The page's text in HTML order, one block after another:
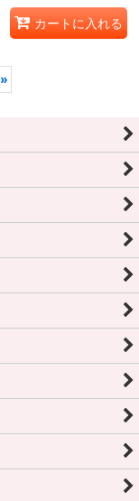
カートに入れる
»